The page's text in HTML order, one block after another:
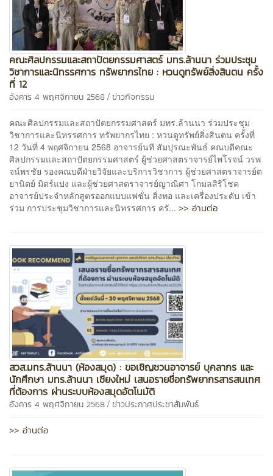
คณะศิลปกรรมและสถาปัตยกรรมศาสตร์ มทร.ล้านนา ร่วมประชุม
วิชาการและนิทรรศการ ทรัพยากรไทย : หวนดูทรัพย์สิ่งสินตน ครั้ง
ที่ 12
อังคาร 4 พฤศจิกายน 2568 / ข่าวกิจกรรม
คณะศิลปกรรมและสถาปัตยกรรมศาสตร์ มทร.ล้านนา ร่วมประชุม
วิชาการและนิทรรศการ ทรัพยากรไทย : หวนดูทรัพย์สิ่งสินตน ครั้งที่
12 วันที่ 4 พฤศจิกายน 2568 อาจารย์นที สัมปุรณะพันธ์ คณบดีคณะ
ศิลปกรรมและสถาปัตยกรรมศาสตร์ ผู้ช่วยศาสตราจารย์ไพโรจน์ วรพ
จน์พรชัย รองคณบดีฝ่ายวิจัยและบริการวิชาการ ผู้ช่วยศาสตราจารย์ต
ยานิตย์ มิตร์แปง และผู้ช่วยศาสตราจารย์ญาณิศา โกมลสิริโชค
อาจารย์ประจำหลักสูตรออกแบบแฟชั่น สิ่งทอ และเครื่องประดับ เข้า
ร่วม การประชุมวิชาการและนิทรรศการ ครั... >> อ่านต่อ
สวส.มทร.ล้านนา (ห้องสมุด) : ขอเชิญชวนอาจารย์ บุคลากร และ
นักศึกษา มทร.ล้านนา เชียงใหม่ เสนอรายชื่อทรัพยากรสารสนเทศ
ที่ต้องการ ผ่านระบบห้องสมุดอัตโนมัติ
อังคาร 4 พฤศจิกายน 2568 / ข่าวประกาศประชาสัมพันธ์
>> อ่านต่อ